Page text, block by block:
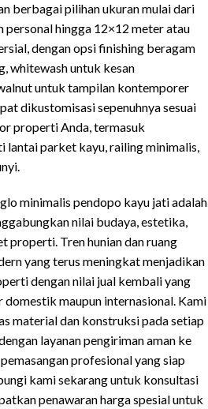
berbagai pilihan ukuran mulai dari
hingga 12×12 meter atau
dengan opsi finishing beragam
whitewash untuk kesan
untuk tampilan kontemporer
dikustomisasi sepenuhnya sesuai
properti Anda, termasuk
lantai parket kayu, railing minimalis,
minimalis pendopo kayu jati adalah
nilai budaya, estetika,
properti. Tren hunian dan ruang
yang terus meningkat menjadikan
dengan nilai jual kembali yang
domestik maupun internasional. Kami
material dan konstruksi pada setiap
layanan pengiriman aman ke
profesional yang siap
kami sekarang untuk konsultasi
penawaran harga spesial untuk